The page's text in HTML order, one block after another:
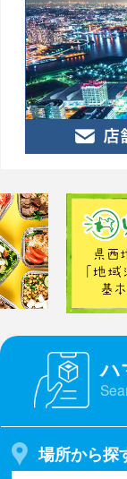
ハ
場所から探